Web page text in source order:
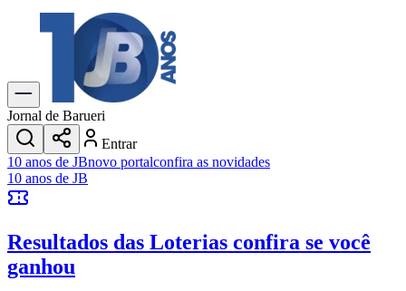
Explore Tudo
Últimas Notícias
Previsão do Tempo
Trânsito e Rotas
Dia a Dia & Lazer
Transportes
Gastronomia
Cinema & Shows
JogosNovo
Anuncie no Portal
Cadastrar Empresa
Divulgar Vagas
Jornal de Barueri
Entrar
10 anos de JBnovo portalconfira as novidades
10 anos de JB
Resultados das Loterias confira se você
ganhou